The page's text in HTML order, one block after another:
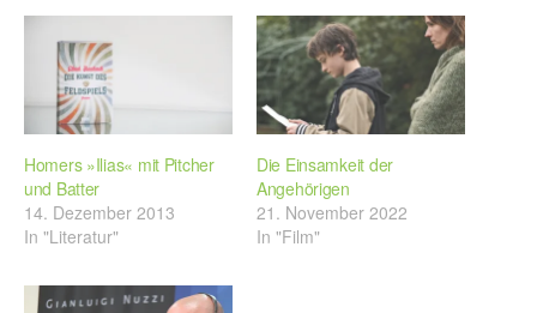
Homers »Ilias« mit Pitcher
und Batter
14. Dezember 2013
In "Literatur"
Die Einsamkeit der
Angehörigen
21. November 2022
In "Film"